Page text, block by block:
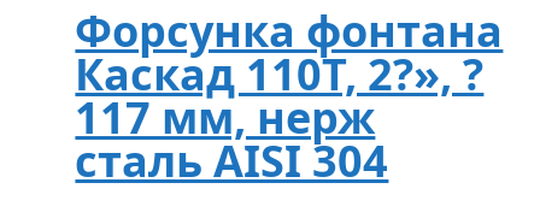
Форсунка фонтана
Каскад 110T, 2?», ?
117 мм, нерж
сталь AISI 304